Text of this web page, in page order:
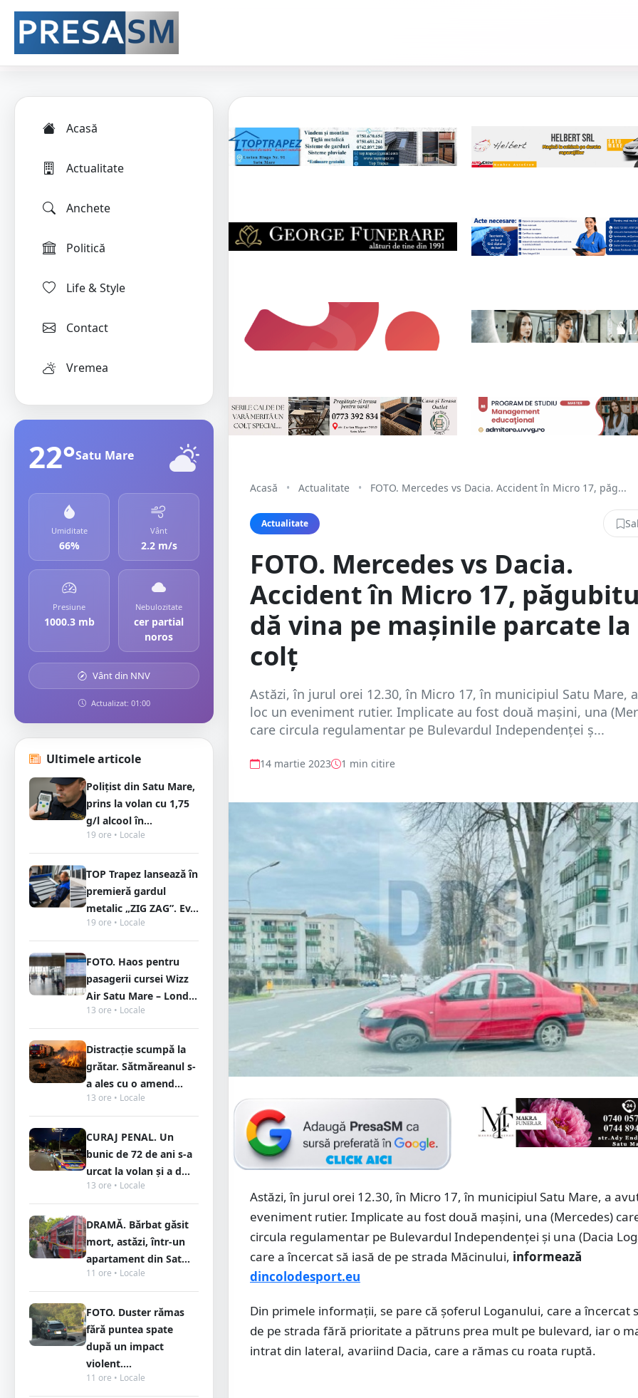
Acasă
Actualitate
Anchete
Politică
Life & Style
Contact
Vremea
22°Satu Mare
Umiditate
66%
Vânt
2.2 m/s
Presiune
1000.3 mb
Nebulozitate
cer partial
noros
Vânt din NNV
Actualizat: 01:00
Ultimele articole
Polițist din Satu Mare,
prins la volan cu 1,75
g/l alcool în...
19 ore • Locale
TOP Trapez lansează în
premieră gardul
metalic „ZIG ZAG”. Ev...
19 ore • Locale
FOTO. Haos pentru
pasagerii cursei Wizz
Air Satu Mare – Lond...
13 ore • Locale
Distracție scumpă la
grătar. Sătmăreanul s-
a ales cu o amend...
13 ore • Locale
CURAJ PENAL. Un
bunic de 72 de ani s-a
urcat la volan și a d...
13 ore • Locale
DRAMĂ. Bărbat găsit
mort, astăzi, într-un
apartament din Sat...
11 ore • Locale
FOTO. Duster rămas
fără puntea spate
după un impact
violent....
11 ore • Locale
Acasă • Actualitate • FOTO. Mercedes vs Dacia. Accident în Micro 17, păg...
Actualitate
FOTO. Mercedes vs Dacia.
Accident în Micro 17,
dă vina pe mașinile parcate la
colț
Astăzi, în jurul orei 12.30, în Micro 17, în municipiul Satu Mare,
loc un eveniment rutier. Implicate au fost două mașini, una
care circula regulamentar pe Bulevardul Independenței ș...
14 martie 2023 1 min citire
Astăzi, în jurul orei 12.30, în Micro 17, în municipiul Satu Mare, a
eveniment rutier. Implicate au fost două mașini, una (Mercedes)
circula regulamentar pe Bulevardul Independenței și una (Dacia
care a încercat să iasă de pe strada Măcinului, informează
dincolodesport.eu
Din primele informații, se pare că șoferul Loganului, care a încercat
de pe strada fără prioritate a pătruns prea mult pe bulevard, iar o
intrat din lateral, avariind Dacia, care a rămas cu roata ruptă.